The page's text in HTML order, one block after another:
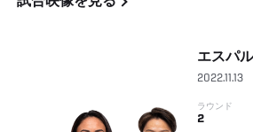
エスパ
2022.11.13
ラウンド
2